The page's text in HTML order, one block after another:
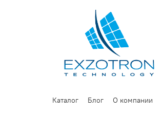
Каталог Блог О компании